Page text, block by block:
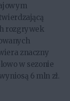
rozgrywek
znaczny
w sezonie
6 mln zł.